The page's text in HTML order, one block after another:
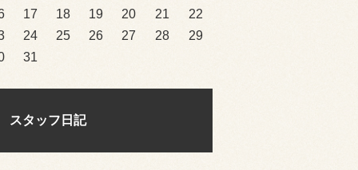
17 18 19 20 21
22
24 25 26 27 28
29
31
スタッフ日記